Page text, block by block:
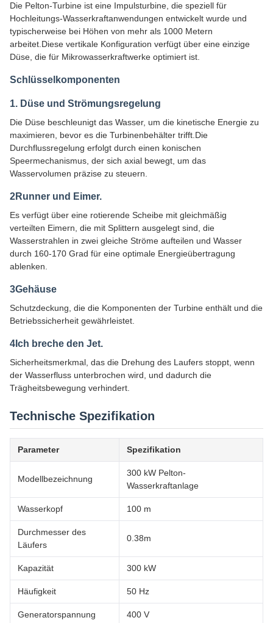
Die Pelton-Turbine ist eine Impulsturbine, die speziell für
Hochleitungs-Wasserkraftanwendungen entwickelt wurde und
typischerweise bei Höhen von mehr als 1000 Metern
arbeitet.Diese vertikale Konfiguration verfügt über eine einzige
Düse, die für Mikrowasserkraftwerke optimiert ist.
Schlüsselkomponenten
1. Düse und Strömungsregelung
Die Düse beschleunigt das Wasser, um die kinetische Energie zu
maximieren, bevor es die Turbinenbehälter trifft.Die
Durchflussregelung erfolgt durch einen konischen
Speermechanismus, der sich axial bewegt, um das
Wasservolumen präzise zu steuern.
2Runner und Eimer.
Es verfügt über eine rotierende Scheibe mit gleichmäßig
verteilten Eimern, die mit Splittern ausgelegt sind, die
Wasserstrahlen in zwei gleiche Ströme aufteilen und Wasser
durch 160-170 Grad für eine optimale Energieübertragung
ablenken.
3Gehäuse
Schutzdeckung, die die Komponenten der Turbine enthält und die
Betriebssicherheit gewährleistet.
4Ich breche den Jet.
Sicherheitsmerkmal, das die Drehung des Laufers stoppt, wenn
der Wasserfluss unterbrochen wird, und dadurch die
Trägheitsbewegung verhindert.
Technische Spezifikation
Parameter Spezifikation
Modellbezeichnung
300 kW Pelton-
Wasserkraftanlage
Wasserkopf 100 m
Durchmesser des
Läufers
0.38m
Kapazität 300 kW
Häufigkeit 50 Hz
Generatorspannung 400 V